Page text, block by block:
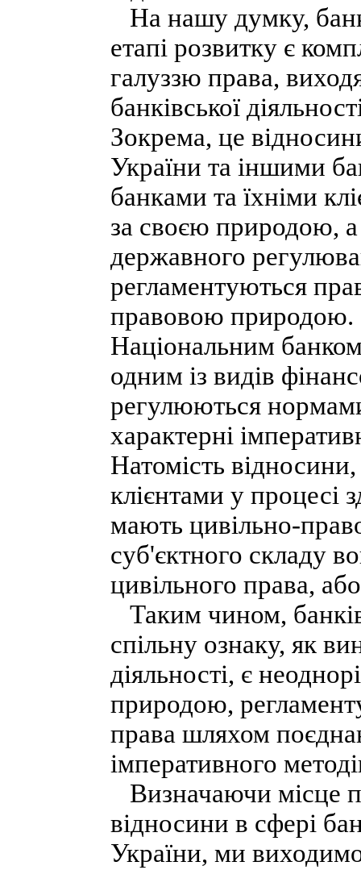
На нашу думку,
етапі розвитку є
галуззю права,
банківської
Зокрема, це
України та іншими
банками та їхніми
за своєю природою, а
державного
регламентуються
правовою природою.
Національним
одним із видів
регулюються
характерні
Натомість
клієнтами у процесі
мають цивільно-
суб'єктного складу
цивільного права,
Таким чином,
спільну ознаку, як
діяльності, є
природою,
права шляхом
імперативного
Визначаючи місце
відносини в сфері
України, ми